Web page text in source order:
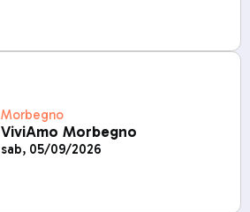
Morbegno
ViviAmo Morbegno
sab, 05/09/2026